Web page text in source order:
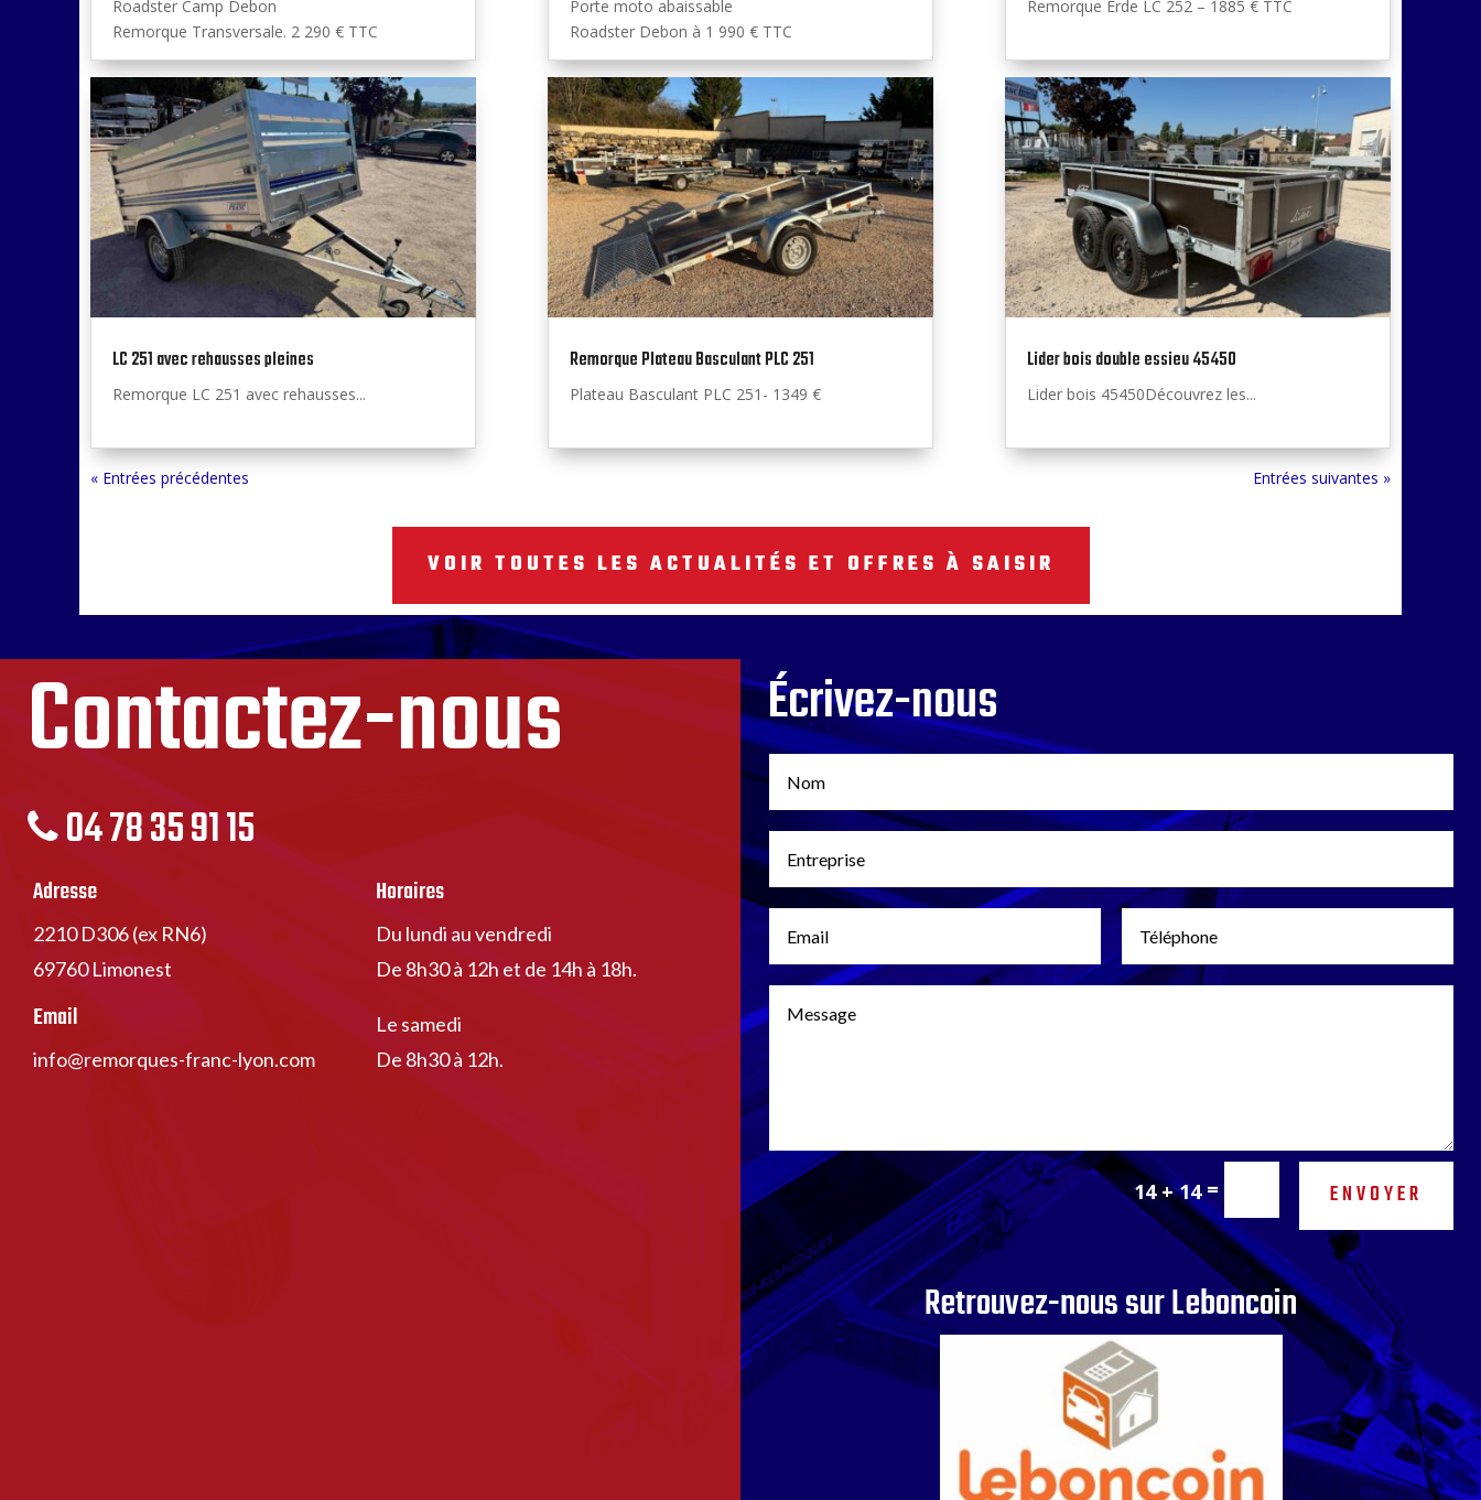
Roadster Camp Debon
Remorque Transversale. 2 290 € TTC
LC 251 avec rehausses pleines
Remorque LC 251 avec rehausses...
Porte moto abaissable
Roadster Debon à 1 990 € TTC
Remorque Plateau Basculant PLC 251
Plateau Basculant PLC 251- 1349 €
Remorque Erde LC 252 – 1885 € TTC
Lider bois double essieu 45450
Lider bois 45450Découvrez les...
« Entrées précédentes Entrées suivantes »
VOIR TOUTES LES ACTUALITÉS ET OFFRES À SAISIR
Contactez-nous
04 78 35 91 15
Adresse
2210 D306 (ex RN6)
69760 Limonest
Email
info@remorques-franc-lyon.com
Horaires
Du lundi au vendredi
De 8h30 à 12h et de 14h à 18h.
Le samedi
De 8h30 à 12h.
Écrivez-nous
14 + 14= ENVOYER
Retrouvez-nous sur Leboncoin